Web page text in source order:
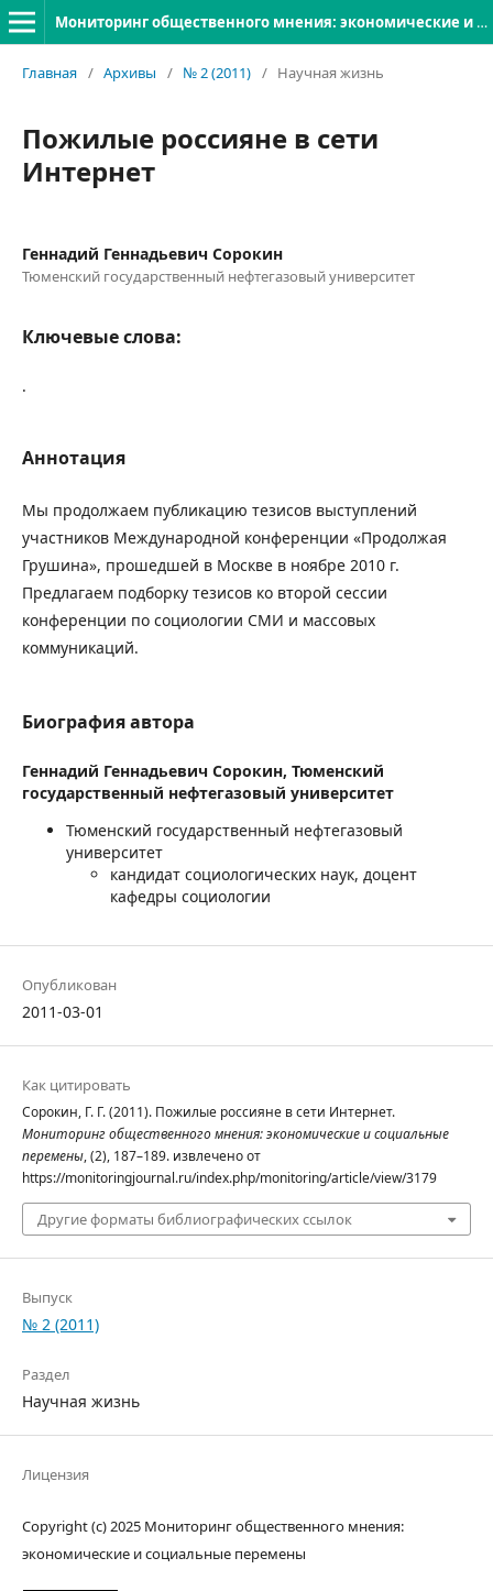
Мониторинг общественного мнения: экономические и социальные перемены
Главная / Архивы / № 2 (2011) / Научная жизнь
Пожилые россияне в сети
Интернет
Геннадий Геннадьевич Сорокин
Тюменский государственный нефтегазовый университет
Ключевые слова:
.
Аннотация
Мы продолжаем публикацию тезисов выступлений
участников Международной конференции «Продолжая
Грушина», прошедшей в Москве в ноябре 2010 г.
Предлагаем подборку тезисов ко второй сессии
конференции по социологии СМИ и массовых
коммуникаций.
Биография автора
Геннадий Геннадьевич Сорокин, Тюменский
государственный нефтегазовый университет
Тюменский государственный нефтегазовый
университет
кандидат социологических наук, доцент
кафедры социологии
Опубликован
2011-03-01
Как цитировать
Сорокин, Г. Г. (2011). Пожилые россияне в сети Интернет.
Мониторинг общественного мнения: экономические и социальные
перемены, (2), 187–189. извлечено от
https://monitoringjournal.ru/index.php/monitoring/article/view/3179
Другие форматы библиографических ссылок
Выпуск
№ 2 (2011)
Раздел
Научная жизнь
Лицензия
Copyright (c) 2025 Мониторинг общественного мнения:
экономические и социальные перемены